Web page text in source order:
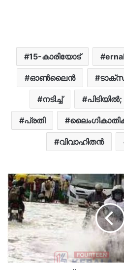
15-കാരിയോട്
ഓൺലൈൻ
നടിച്ച് പിടിയില്‍;
പ്രതി
വിവാഹിതന്‍